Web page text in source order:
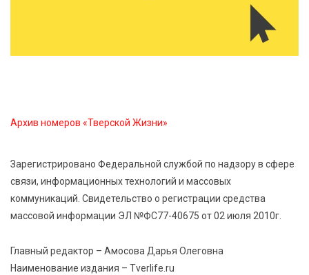
спортивной столицей России
6 Авг 2026 13:02 315
высокие зарплаты и как изменились доходы
Архив номеров «Тверской Жизни»
Зарегистрировано Федеральной службой по надзору в сфере
связи, информационных технологий и массовых
коммуникаций. Свидетельство о регистрации средства
массовой информации ЭЛ №ФС77-40675 от 02 июля 2010г.
Главный редактор – Амосова Дарья Олеговна
Наименование издания – Tverlife.ru